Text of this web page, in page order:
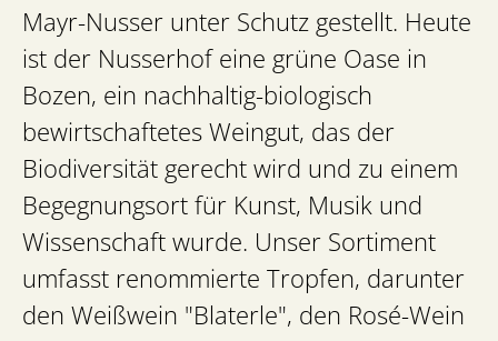
Mayr-Nusser unter Schutz gestellt. Heute
ist der Nusserhof eine grüne Oase in
Bozen, ein nachhaltig-biologisch
bewirtschaftetes Weingut, das der
Biodiversität gerecht wird und zu einem
Begegnungsort für Kunst, Musik und
Wissenschaft wurde. Unser Sortiment
umfasst renommierte Tropfen, darunter
den Weißwein "Blaterle", den Rosé-Wein